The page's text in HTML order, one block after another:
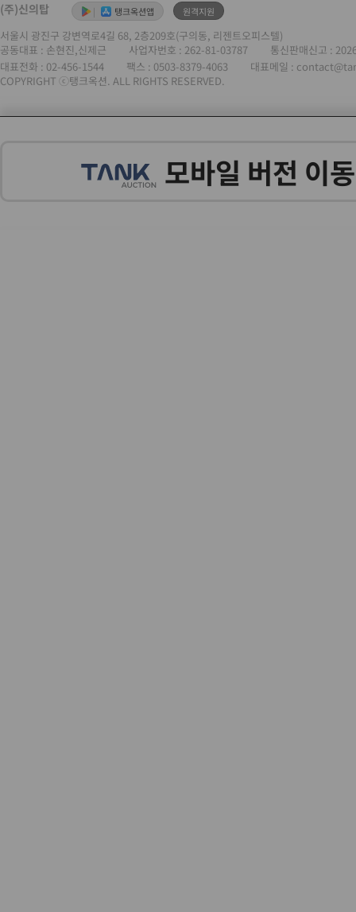
(주)신의탑 | 탱크옥션앱 원격지원
서울시 광진구 강변역로4길 68, 2층209호(구의동, 리젠트오피스텔)
공동대표 : 손현진,신제근
사업자번호 : 262-81-03787
통신판매신고 :
대표전화 : 02-456-1544 팩스 : 0503-8379-4063
대표메일 :
COPYRIGHT ⓒ탱크옥션. ALL RIGHTS RESERVED.
모바일 버전 이동